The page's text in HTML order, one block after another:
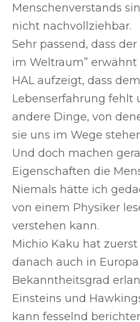
Menschenverstands
nicht nachvollziehbar.
Sehr passend, dass der
im Weltraum”
HAL aufzeigt, dass
Lebenserfahrung fehlt
andere Dinge, von
sie uns im Wege
Und doch machen
Eigenschaften die
Niemals hätte ich
von einem Physiker
verstehen kann.
Michio Kaku hat zuerst
danach auch in
Bekanntheitsgrad
Einsteins und
kann fesselnd